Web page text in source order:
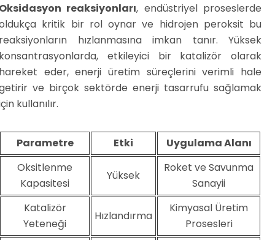
reaksiyonları, endüstriyel proseslerde
kritik bir rol oynar ve hidrojen peroksit bu
hızlanmasına imkan tanır. Yüksek
etkileyici bir katalizör olarak
eder, enerji üretim süreçlerini verimli hale
ve birçok sektörde enerji tasarrufu sağlamak
kullanılır.
Parametre Etki
Uygulama Alanı
Oksitlenme
Kapasitesi
Yüksek
Roket ve Savunma
Sanayii
Katalizör
Yeteneği
Hızlandırma
Kimyasal Üretim
Prosesleri